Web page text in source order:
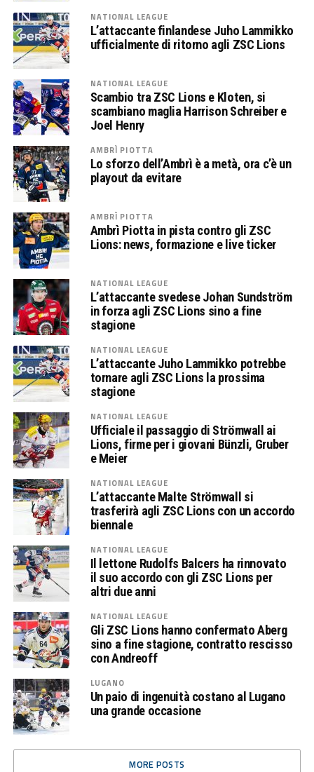
NATIONAL LEAGUE
L’attaccante finlandese Juho Lammikko
ufficialmente di ritorno agli ZSC Lions
NATIONAL LEAGUE
Scambio tra ZSC Lions e Kloten, si
scambiano maglia Harrison Schreiber e
Joel Henry
AMBRÌ PIOTTA
Lo sforzo dell’Ambrì è a metà, ora c’è un
playout da evitare
AMBRÌ PIOTTA
Ambrì Piotta in pista contro gli ZSC
Lions: news, formazione e live ticker
NATIONAL LEAGUE
L’attaccante svedese Johan Sundström
in forza agli ZSC Lions sino a fine
stagione
NATIONAL LEAGUE
L’attaccante Juho Lammikko potrebbe
tornare agli ZSC Lions la prossima
stagione
NATIONAL LEAGUE
Ufficiale il passaggio di Strömwall ai
Lions, firme per i giovani Bünzli, Gruber
e Meier
NATIONAL LEAGUE
L’attaccante Malte Strömwall si
trasferirà agli ZSC Lions con un accordo
biennale
NATIONAL LEAGUE
Il lettone Rudolfs Balcers ha rinnovato
il suo accordo con gli ZSC Lions per
altri due anni
NATIONAL LEAGUE
Gli ZSC Lions hanno confermato Aberg
sino a fine stagione, contratto rescisso
con Andreoff
LUGANO
Un paio di ingenuità costano al Lugano
una grande occasione
MORE POSTS